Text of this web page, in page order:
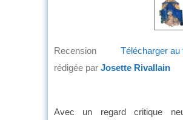
Télécharger
Recension
rédigée par Josette Rivallain
Avec un regard critique